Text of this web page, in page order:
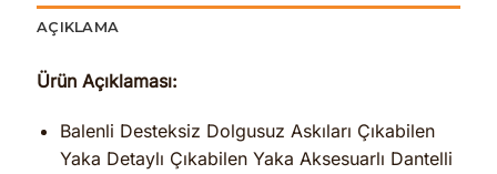
AÇIKLAMA
Ürün Açıklaması:
Balenli Desteksiz Dolgusuz Askıları Çıkabilen
Yaka Detaylı Çıkabilen Yaka Aksesuarlı Dantelli